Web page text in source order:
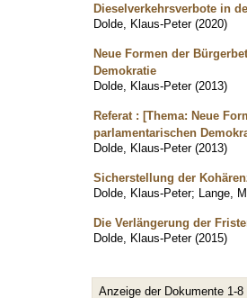
Dieselverkehrsverbote in
Dolde, Klaus-Peter (2020)
Neue Formen der
Demokratie
Dolde, Klaus-Peter (2013)
Referat : [Thema: Neue
parlamentarischen
Dolde, Klaus-Peter (2013)
Sicherstellung der
Dolde, Klaus-Peter; Lange,
Die Verlängerung der
Dolde, Klaus-Peter (2015)
Anzeige der Dokumente 1-8